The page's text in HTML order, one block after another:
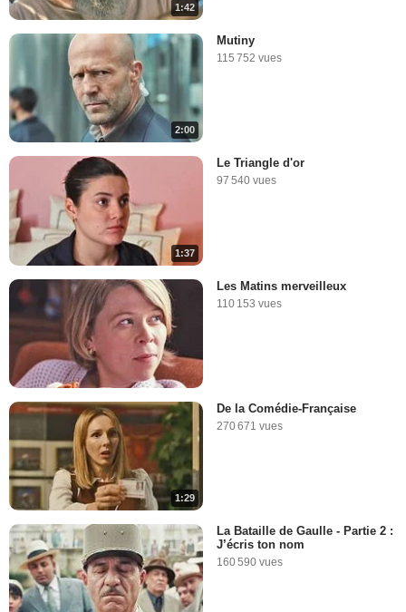
1:42
2:00
Mutiny
115 752 vues
1:37
Le Triangle d'or
97 540 vues
Les Matins merveilleux
110 153 vues
1:29
De la Comédie-Française
270 671 vues
La Bataille de Gaulle - Partie 2 :
J’écris ton nom
160 590 vues